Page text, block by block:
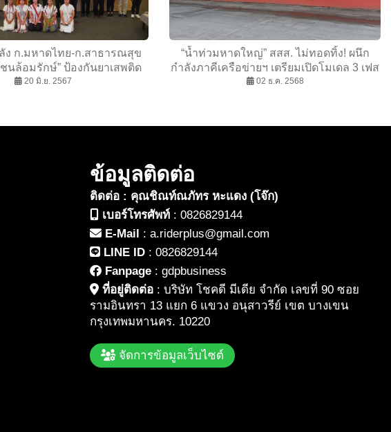
ง ก.มหาดไทย-ก.สาธารณสุข
ชนล้อมรักษ์” ป้องกันยาเสพติด
พื้นที่ภาคกลาง
20 มิ.ย. 2567
“น้ำท่วมหาดใหญ่” สสส. ไม่ทอดทิ้ง! ผนึก
กำลังภาคีเครือข่ายฯ เตรียมเปิดโมเดล 3 เฟส
ช่วยทันที-ฟื้นบ้าน-สร้างภูมิคุ้มกันภัยพิบัติ ปิด
02 ธ.ค. 2568
ข้อมูลติดต่อ
ติดต่อ : คุณชิณท์ณภัทร หะแดง (โจ๊ก)
เบอร์โทรศัพท์: 0826829144
E-Mail : a.riderplus@gmail.com
LINE ID: 0826829144
Fanpage: gdpbusiness
ที่อยู่ติดต่อ: บริษัท โชคดี มีเดีย จำกัด เลขที่ 90 ซอย
รามอินทรา 13 แยก 6 แขวง อนุสาวรีย์ เขต บางเขน
กรุงเทพมหานคร. 10220
จัดการข้อมูลเว็บไซต์